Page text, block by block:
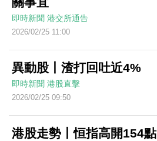
即時新聞 港交所通告
2026/02/25 11:00
異動股丨渣打回吐近4%
即時新聞 港股直擊
2026/02/25 09:50
港股走勢丨恒指高開154點